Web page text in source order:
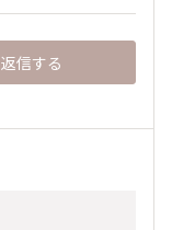
返信する